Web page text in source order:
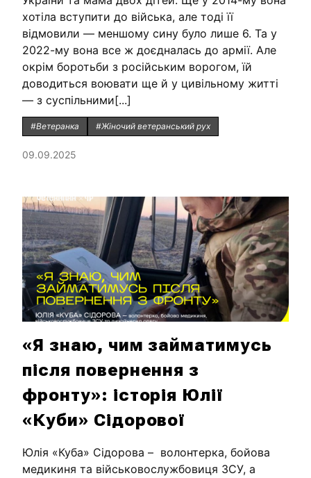
хотіла вступити до війська, але тоді її
відмовили — меншому сину було лише 6. Та у
2022-му вона все ж доєдналась до армії. Але
окрім боротьби з російським ворогом, їй
доводиться воювати ще й у цивільному житті
— з суспільними[...]
#Ветеранка #Жіночий ветеранський рух
09.09.2025
«Я знаю, чим займатимусь
після повернення з
фронту»: історія Юлії
«Куби» Сідорової
Юлія «Куба» Сідорова – волонтерка, бойова
медикиня та військовослужбовиця ЗСУ, а